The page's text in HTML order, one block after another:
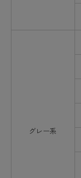
グレー系